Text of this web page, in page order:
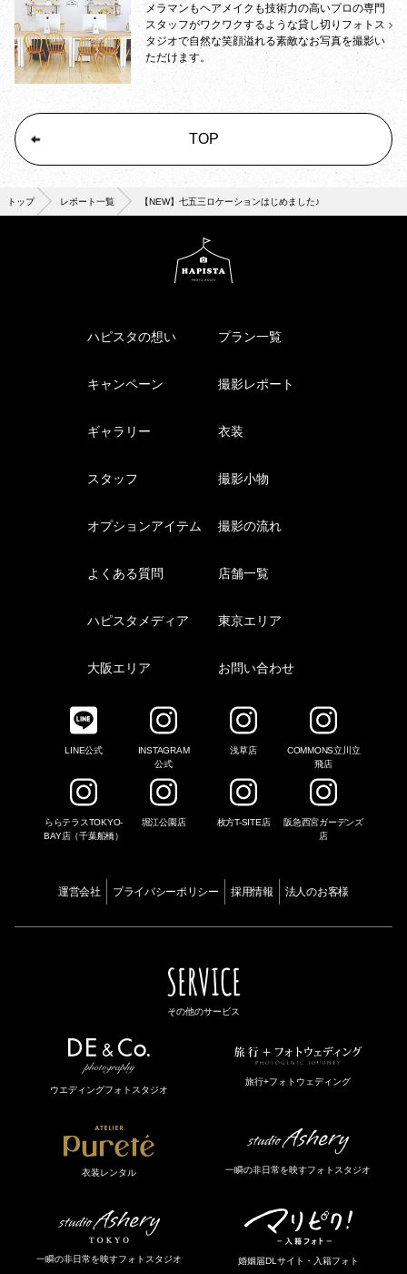
メラマンもヘアメイクも技術力の高いプロの専門
スタッフがワクワクするような貸し切りフォトス
タジオで自然な笑顔溢れる素敵なお写真を撮影い
ただけます。
TOP
トップ レポート一覧 【NEW】七五三ロケーションはじめました♪
ハピスタの想い プラン一覧
キャンペーン 撮影レポート
ギャラリー 衣装
スタッフ 撮影小物
オプションアイテム 撮影の流れ
よくある質問 店舗一覧
ハピスタメディア 東京エリア
大阪エリア お問い合わせ
LINE公式
INSTAGRAM
公式
浅草店
COMMONS立川立
飛店
ららテラスTOKYO-
BAY店（千葉船橋）
堀江公園店 枚方T-SITE店
阪急西宮ガーデンズ
店
運営会社 プライバシーポリシー 採用情報 法人のお客様
SERVICE
その他のサービス
ウエディングフォトスタジオ
旅行+フォトウェディング
衣装レンタル 一瞬の非日常を映すフォトスタジオ
一瞬の非日常を映すフォトスタジオ 婚姻届DLサイト・入籍フォト